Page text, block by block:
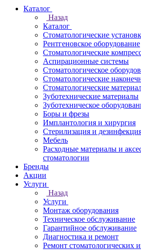
Каталог
Назад
Каталог
Стоматологические
Рентгеновское оборудование
Стоматологические
Аспирационные системы
Стоматологическое
Стоматологические
Стоматологические
Зуботехнические материалы
Зуботехническое
Боры и фрезы
Имплантология и хирургия
Стерилизация и
Мебель
Расходные материалы и
стоматологии
Бренды
Акции
Услуги
Назад
Услуги
Монтаж оборудования
Техническое обслуживание
Гарантийное обслуживание
Диагностика и ремонт
Ремонт стоматологических